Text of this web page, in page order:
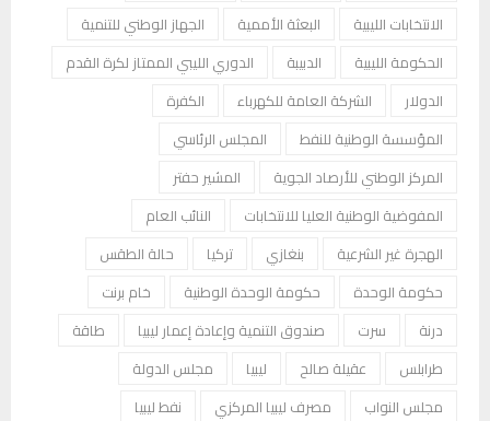
الانتخابات الليبية
البعثة الأممية
الجهاز الوطني للتنمية
الحكومة الليبية
الدبيبة
الدوري الليبي الممتاز لكرة القدم
الدولار
الشركة العامة للكهرباء
الكفرة
المؤسسة الوطنية للنفط
المجلس الرئاسي
المركز الوطني للأرصاد الجوية
المشير حفتر
المفوضية الوطنية العليا للانتخابات
النائب العام
الهجرة غير الشرعية
بنغازي تركيا
حالة الطقس
حكومة الوحدة
حكومة الوحدة الوطنية
خام برنت
درنة
سرت صندوق التنمية وإعادة إعمار ليبيا
طاقة
طرابلس
عقيلة صالح ليبيا
مجلس الدولة
مجلس النواب
مصرف ليبيا المركزي
نفط ليبيا